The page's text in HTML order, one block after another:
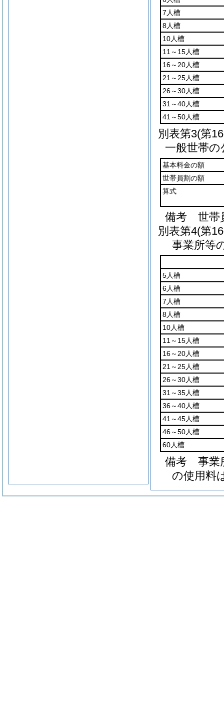
7人槽
8人槽
10人槽
11～15人槽
16～20人槽
21～25人槽
26～30人槽
31～40人槽
41～50人槽
別表第3(第
一般世帯
基本料金の額
世帯員割の額
算式
備考 世帯
別表第4(第
事業所等
5人槽
6人槽
7人槽
8人槽
10人槽
11～15人槽
16～20人槽
21～25人槽
26～30人槽
31～35人槽
36～40人槽
41～45人槽
46～50人槽
60人槽
備考 事業
の使用料